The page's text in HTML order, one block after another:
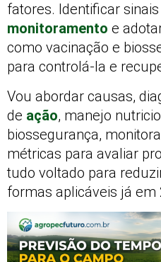
fatores. Identificar
monitoramento e
como vacinação e
para controlá‑la e
Vou abordar causas,
de ação, manejo
biossegurança,
métricas para avaliar
tudo voltado para
formas aplicáveis já em